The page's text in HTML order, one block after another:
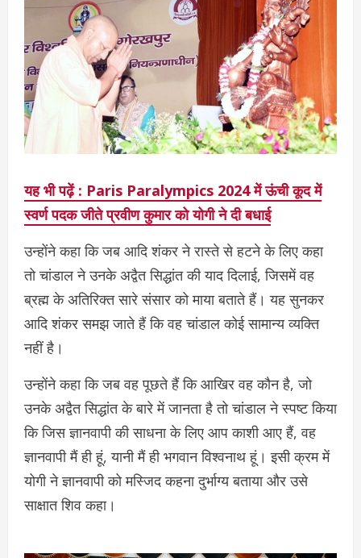
यह भी पढ़ें : Paris Paralympics 2024 में ऊंची कूद में
स्वर्ण पदक जीते प्रवीण कुमार को योगी ने दी बधाई
उन्‍होंने कहा क‍ि जब आदि शंकर ने रास्ते से हटने के लिए कहा
तो चांडाल ने उनके अद्वैत सिद्धांत की याद दिलाई, जिसमें वह
ब्रह्म के अतिरिक्त सारे संसार को माया बताते हैं। यह सुनकर
आदि शंकर समझ जाते हैं कि वह चांडाल कोई सामान्य व्यक्ति
नहीं है।
उन्‍होंने कहा क‍ि जब वह पूछते हैं कि आखिर वह कौन है, जो
उनके अद्वैत सिद्धांत के बारे में जानता है तो चांडाल ने स्पष्ट किया
कि जिस ज्ञानवापी की साधना के लिए आप काशी आए हैं, वह
ज्ञानवापी मैं ही हूं, यानी मैं ही भगवान विश्वनाथ हूं। इसी क्रम में
योगी ने ज्ञानवापी को मस्जिद कहना दुर्भाग्य बताया और उसे
साक्षात शिव कहा।